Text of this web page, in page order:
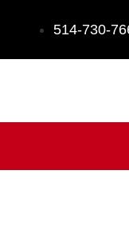
514-730-